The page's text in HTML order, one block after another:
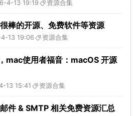
4-13 19:19 资源合集
棒的开源、免费软件等资源
13 19:06 资源合集
mac使用者福音：macOS 开源
13 15:41 资源合集
件 & SMTP 相关免费资源汇总